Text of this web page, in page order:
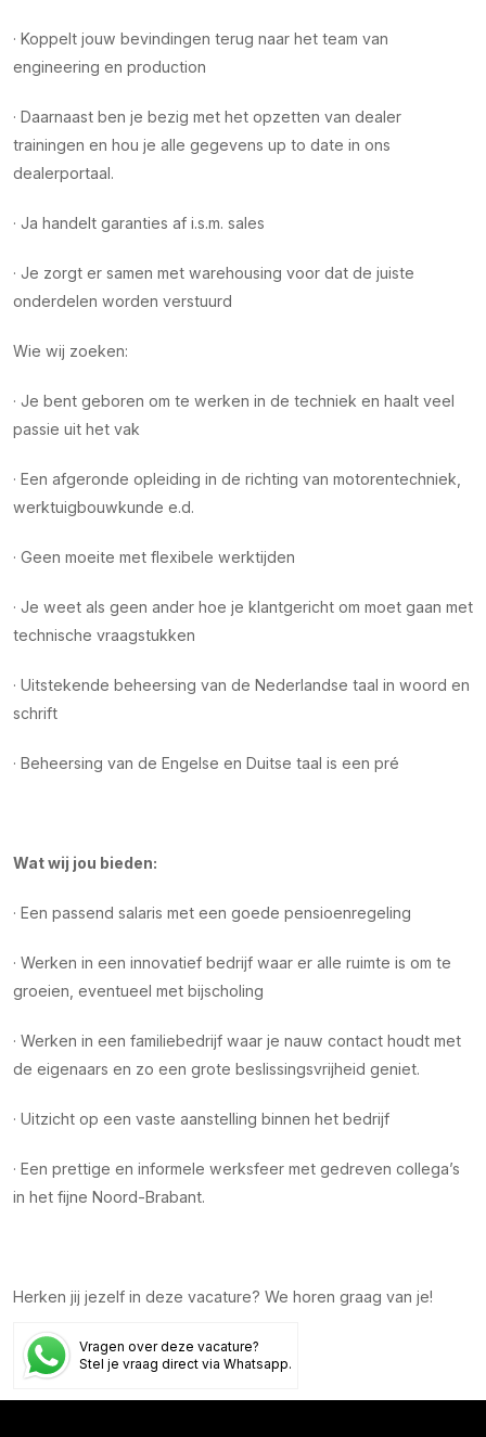
· Koppelt jouw bevindingen terug naar het team van
engineering en production
· Daarnaast ben je bezig met het opzetten van dealer
trainingen en hou je alle gegevens up to date in ons
dealerportaal.
· Ja handelt garanties af i.s.m. sales
· Je zorgt er samen met warehousing voor dat de juiste
onderdelen worden verstuurd
Wie wij zoeken:
· Je bent geboren om te werken in de techniek en haalt veel
passie uit het vak
· Een afgeronde opleiding in de richting van motorentechniek,
werktuigbouwkunde e.d.
· Geen moeite met flexibele werktijden
· Je weet als geen ander hoe je klantgericht om moet gaan met
technische vraagstukken
· Uitstekende beheersing van de Nederlandse taal in woord en
schrift
· Beheersing van de Engelse en Duitse taal is een pré
Wat wij jou bieden:
· Een passend salaris met een goede pensioenregeling
· Werken in een innovatief bedrijf waar er alle ruimte is om te
groeien, eventueel met bijscholing
· Werken in een familiebedrijf waar je nauw contact houdt met
de eigenaars en zo een grote beslissingsvrijheid geniet.
· Uitzicht op een vaste aanstelling binnen het bedrijf
· Een prettige en informele werksfeer met gedreven collega’s
in het fijne Noord-Brabant.
Herken jij jezelf in deze vacature? We horen graag van je!
Vragen over deze vacature?
Stel je vraag direct via Whatsapp.